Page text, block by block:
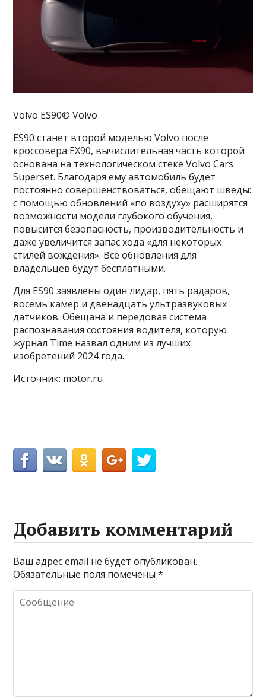
Volvo ES90© Volvo
ES90 станет второй моделью Volvo после
кроссовера EX90, вычислительная часть которой
основана на технологическом стеке Volvo Cars
Superset. Благодаря ему автомобиль будет
постоянно совершенствоваться, обещают шведы:
с помощью обновлений «по воздуху» расширятся
возможности модели глубокого обучения,
повысится безопасность, производительность и
даже увеличится запас хода «для некоторых
стилей вождения». Все обновления для
владельцев будут бесплатными.
Для ES90 заявлены один лидар, пять радаров,
восемь камер и двенадцать ультразвуковых
датчиков. Обещана и передовая система
распознавания состояния водителя, которую
журнал Time назвал одним из лучших
изобретений 2024 года.
Источник: motor.ru
Добавить комментарий
Ваш адрес email не будет опубликован.
Обязательные поля помечены*